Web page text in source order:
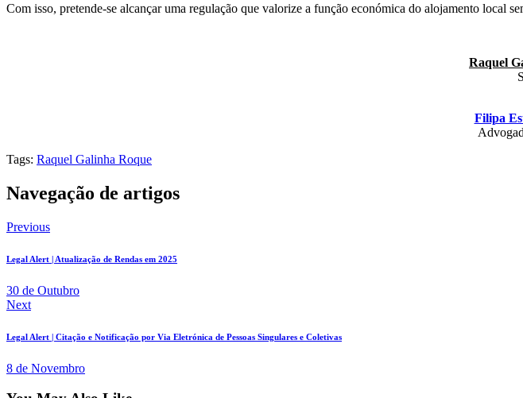
Com isso, pretende-se alcançar uma regulação que valorize a função económica do alojamento local
Raquel
Filipa
Tags: Raquel Galinha Roque
Navegação de artigos
Previous
Legal Alert | Atualização de Rendas em 2025
30 de Outubro
Next
Legal Alert | Citação e Notificação por Via Eletrónica de Pessoas Singulares e Coletivas
8 de Novembro